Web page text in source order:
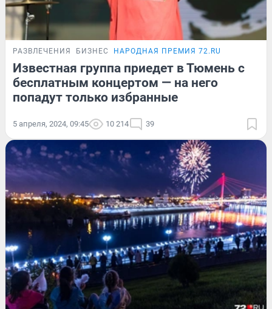
РАЗВЛЕЧЕНИЯ БИЗНЕС НАРОДНАЯ ПРЕМИЯ 72.RU
Известная группа приедет в Тюмень с
бесплатным концертом — на него
попадут только избранные
5 апреля, 2024, 09:45 10 214 39